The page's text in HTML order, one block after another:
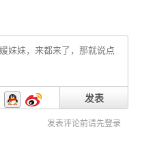
发表
发表评论前请先登录